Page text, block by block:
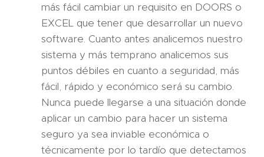
más fácil cambiar un requisito en DOORS o
EXCEL que tener que desarrollar un nuevo
software. Cuanto antes analicemos nuestro
sistema y más temprano analicemos sus
puntos débiles en cuanto a seguridad, más
fácil, rápido y económico será su cambio.
Nunca puede llegarse a una situación donde
aplicar un cambio para hacer un sistema
seguro ya sea inviable económica o
técnicamente por lo tardío que detectamos